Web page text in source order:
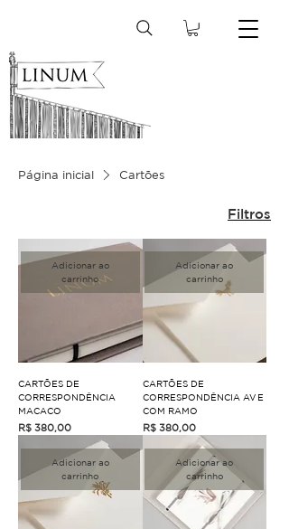
Página inicial Cartões
Filtros
Adicionar ao
carrinho
CARTÕES DE
CORRESPONDÊNCIA
MACACO
Preço
R$ 380,00
Adicionar ao
carrinho
CARTÕES DE
CORRESPONDÊNCIA AVE
COM RAMO
Preço
R$ 380,00
Adicionar ao
carrinho
Adicionar ao
carrinho